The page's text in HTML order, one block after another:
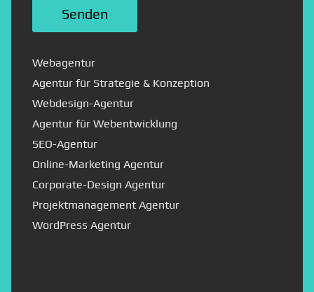
Webagentur
Agentur für Strategie & Konzeption
Webdesign-Agentur
Agentur für Webentwicklung
SEO-Agentur
Online-Marketing Agentur
Corporate-Design Agentur
Projektmanagement Agentur
WordPress Agentur